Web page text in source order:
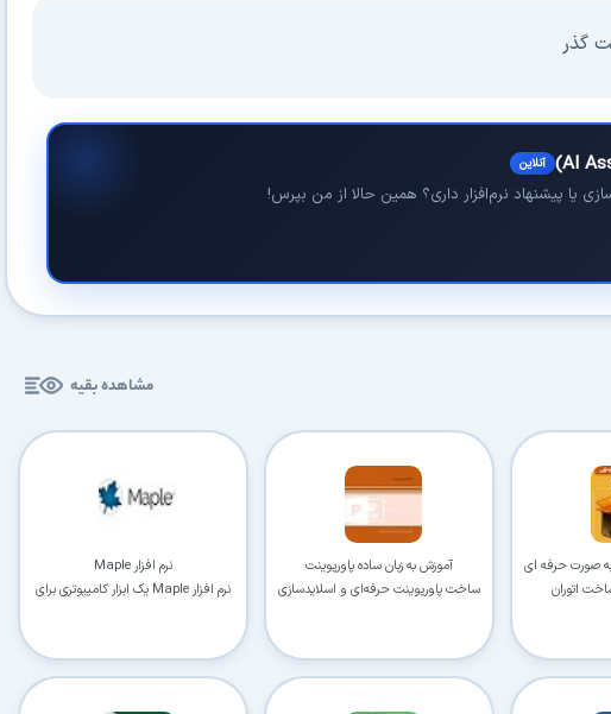
گذر
آنلاین
یا پیشنهاد نرم‌افزار داری؟ همین حالا از من بپرس!
مشاهده بقیه
صورت حرفه ای
اتوران
آموزش به زبان ساده پاورپوینت
ساخت پاورپوینت حرفه‌ای و اسلایدسازی
نرم افزار Maple
نرم افزار Maple یک ابزار کامپیوتری برای
در حال آماده‌سازی لینک دانلود...
15
⚡ اعضای VIP دانلود را بلافاصله و بدون معطلی شروع می‌کنند
⭐ بیش از۱۹۰,۰۰۰کاربر عضو ویژه
⭐ با عضویت ویژه، تمام محدودیت‌ها را بردارید: